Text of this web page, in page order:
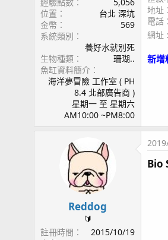
位置
台北 深坑
金幣
569
系統類別
養好水就別死
生物種類
珊瑚..
魚缸資料簡介
海洋夢冒險 工作室 ( PH
8.4 北部廣告商 )
星期一 至 星期六
AM10:00 ~PM8:00
地址
電話
網址 :
新增
Reddog
🔰
註冊時間
2015/10/19
Bio